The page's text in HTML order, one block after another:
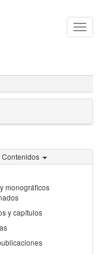
Contenidos
monográficos
y capítulos